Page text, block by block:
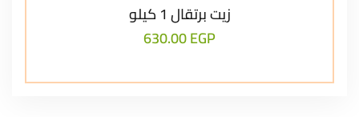
زيت برتقال 1 كيلو
630.00EGP